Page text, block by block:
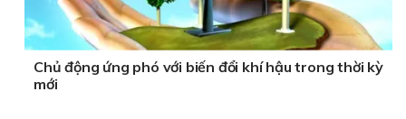
Chủ động ứng phó với biến đổi khí hậu trong thời kỳ
mới